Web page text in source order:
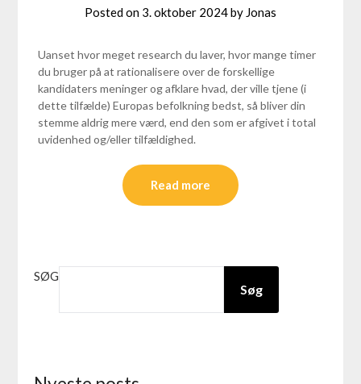
Posted on 3. oktober 2024by Jonas
Uanset hvor meget research du laver, hvor mange timer
du bruger på at rationalisere over de forskellige
kandidaters meninger og afklare hvad, der ville tjene (i
dette tilfælde) Europas befolkning bedst, så bliver din
stemme aldrig mere værd, end den som er afgivet i total
uvidenhed og/eller tilfældighed.
Read more
SØG
Søg